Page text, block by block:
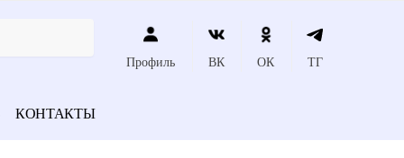
Профиль ВК ОК ТГ
КОНТАКТЫ